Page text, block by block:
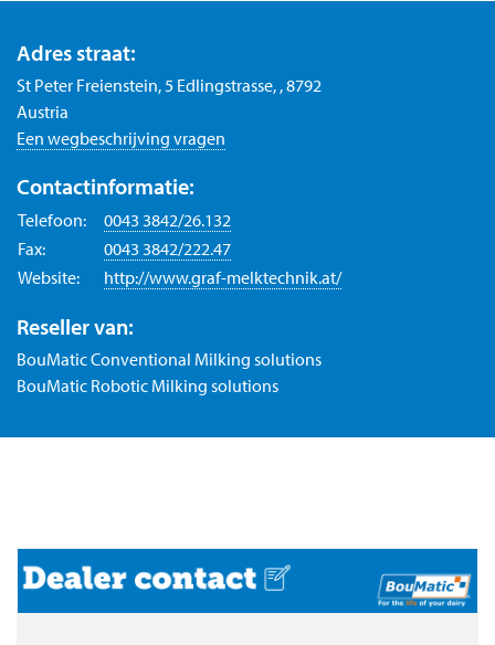
Adres straat:
St Peter Freienstein, 5 Edlingstrasse, , 8792
Austria
Een wegbeschrijving vragen
Contactinformatie:
Telefoon:
0043 3842/26.132
Fax:
0043 3842/222.47
Website:
http://www.graf-melktechnik.at/
Reseller van:
BouMatic Conventional Milking solutions
BouMatic Robotic Milking solutions